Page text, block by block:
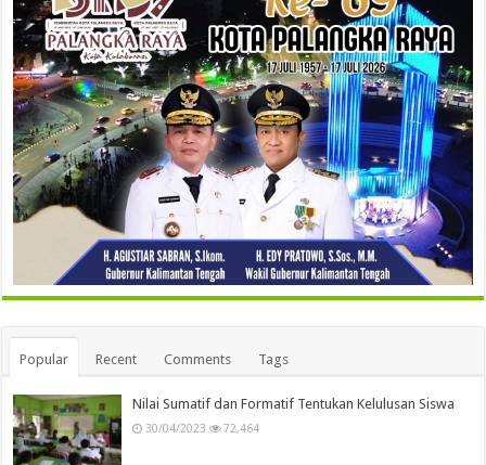
Popular Recent Comments Tags
Nilai Sumatif dan Formatif Tentukan Kelulusan Siswa
30/04/2023 72,464